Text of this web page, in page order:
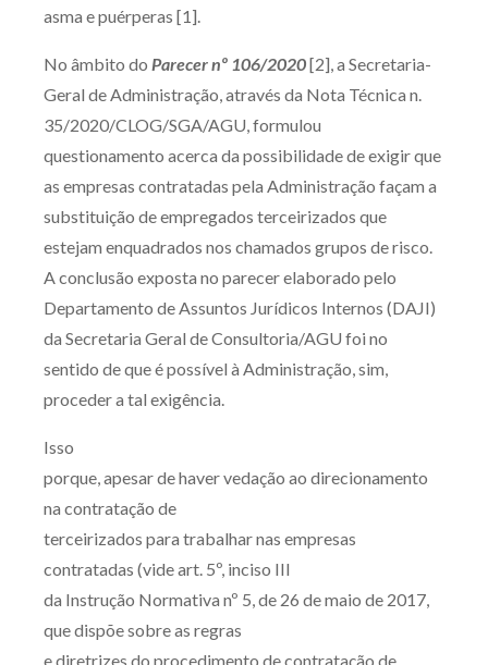
asma e puérperas [1].
No âmbito do Parecer nº 106/2020[2], a Secretaria-
Geral de Administração, através da Nota Técnica n.
35/2020/CLOG/SGA/AGU, formulou
questionamento acerca da possibilidade de exigir que
as empresas contratadas pela Administração façam a
substituição de empregados terceirizados que
estejam enquadrados nos chamados grupos de risco.
A conclusão exposta no parecer elaborado pelo
Departamento de Assuntos Jurídicos Internos (DAJI)
da Secretaria Geral de Consultoria/AGU foi no
sentido de que é possível à Administração, sim,
proceder a tal exigência.
Isso
porque, apesar de haver vedação ao direcionamento
na contratação de
terceirizados para trabalhar nas empresas
contratadas (vide art. 5º, inciso III
da Instrução Normativa nº 5, de 26 de maio de 2017,
que dispõe sobre as regras
e diretrizes do procedimento de contratação de